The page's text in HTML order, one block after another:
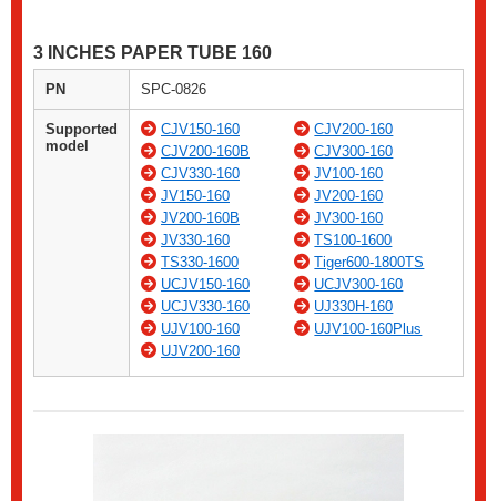
3 INCHES PAPER TUBE 160
PN SPC-0826
Supported
model
CJV150-160
CJV200-160
CJV200-160B
CJV300-160
CJV330-160
JV100-160
JV150-160
JV200-160
JV200-160B
JV300-160
JV330-160
TS100-1600
TS330-1600
Tiger600-1800TS
UCJV150-160
UCJV300-160
UCJV330-160
UJ330H-160
UJV100-160
UJV100-160Plus
UJV200-160